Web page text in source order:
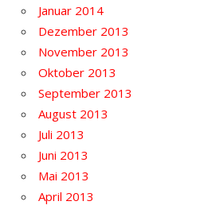
Januar 2014
Dezember 2013
November 2013
Oktober 2013
September 2013
August 2013
Juli 2013
Juni 2013
Mai 2013
April 2013